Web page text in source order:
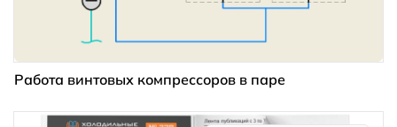
Работа винтовых компрессоров в паре